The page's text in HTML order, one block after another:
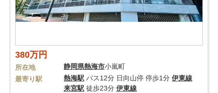
380万円
所在地 静岡県熱海市小嵐町
最寄り駅
熱海駅 バス12分 日向山停 停歩1分 伊東線
来宮駅 徒歩23分 伊東線